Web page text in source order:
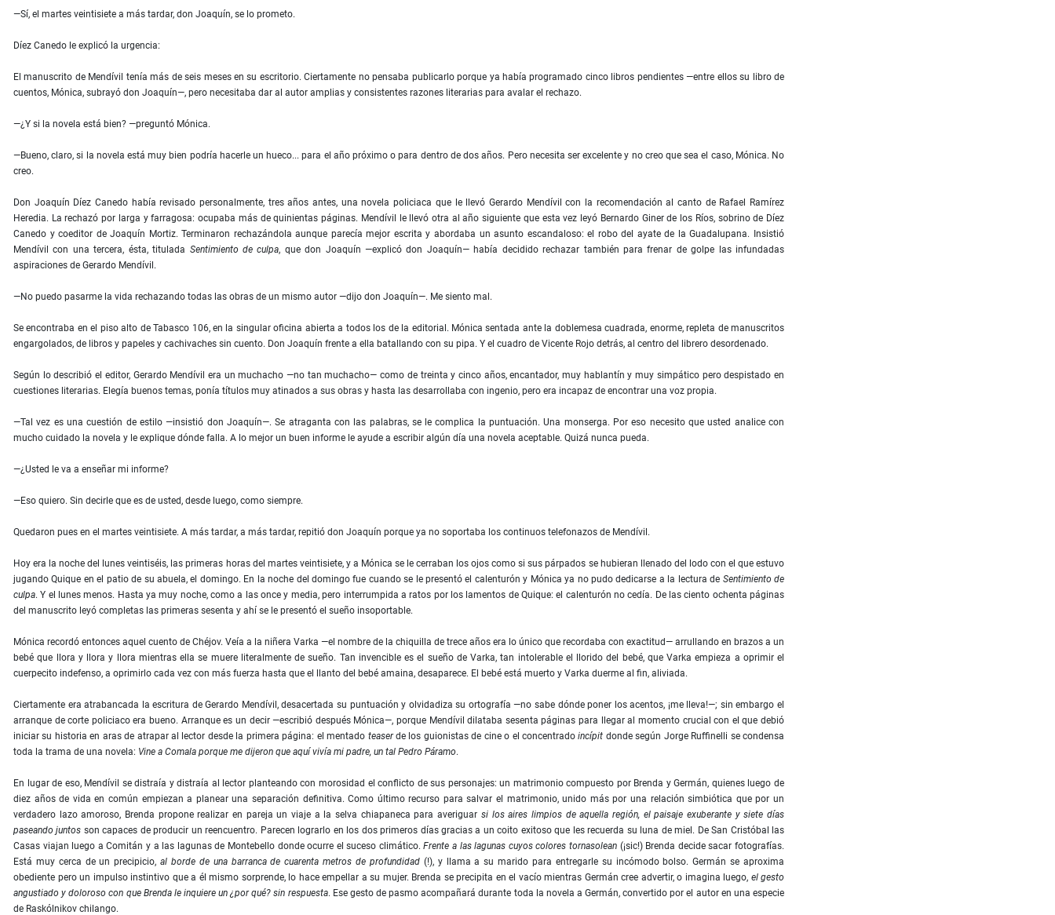
—Sí, el martes veintisiete a más tardar, don Joaquín, se lo prometo.
Díez Canedo le explicó la urgencia:
El manuscrito de Mendívil tenía más de seis meses en su escritorio. Ciertamente no pensaba publicarlo porque ya había programado cinco libros pendientes —entre ellos su libro de
cuentos, Mónica, subrayó don Joaquín—, pero necesitaba dar al autor amplias y consistentes razones literarias para avalar el rechazo.
—¿Y si la novela está bien? —preguntó Mónica.
—Bueno, claro, si la novela está muy bien podría hacerle un hueco... para el año próximo o para dentro de dos años. Pero necesita ser excelente y no creo que sea el caso, Mónica. No
creo.
Don Joaquín Díez Canedo había revisado personalmente, tres años antes, una novela policiaca que le llevó Gerardo Mendívil con la recomendación al canto de Rafael Ramírez
Heredia. La rechazó por larga y farragosa: ocupaba más de quinientas páginas. Mendívil le llevó otra al año siguiente que esta vez leyó Bernardo Giner de los Ríos, sobrino de Díez
Canedo y coeditor de Joaquín Mortiz. Terminaron rechazándola aunque parecía mejor escrita y abordaba un asunto escandaloso: el robo del ayate de la Guadalupana. Insistió
Mendívil con una tercera, ésta, titulada Sentimiento de culpa, que don Joaquín —explicó don Joaquín— había decidido rechazar también para frenar de golpe las infundadas
aspiraciones de Gerardo Mendívil.
—No puedo pasarme la vida rechazando todas las obras de un mismo autor —dijo don Joaquín—. Me siento mal.
Se encontraba en el piso alto de Tabasco 106, en la singular oﬁcina abierta a todos los de la editorial. Mónica sentada ante la doblemesa cuadrada, enorme, repleta de manuscritos
engargolados, de libros y papeles y cachivaches sin cuento. Don Joaquín frente a ella batallando con su pipa. Y el cuadro de Vicente Rojo detrás, al centro del librero desordenado.
Según lo describió el editor, Gerardo Mendívil era un muchacho —no tan muchacho— como de treinta y cinco años, encantador, muy hablantín y muy simpático pero despistado en
cuestiones literarias. Elegía buenos temas, ponía títulos muy atinados a sus obras y hasta las desarrollaba con ingenio, pero era incapaz de encontrar una voz propia.
—Tal vez es una cuestión de estilo —insistió don Joaquín—. Se atraganta con las palabras, se le complica la puntuación. Una monserga. Por eso necesito que usted analice con
mucho cuidado la novela y le explique dónde falla. A lo mejor un buen informe le ayude a escribir algún día una novela aceptable. Quizá nunca pueda.
—¿Usted le va a enseñar mi informe?
—Eso quiero. Sin decirle que es de usted, desde luego, como siempre.
Quedaron pues en el martes veintisiete. A más tardar, a más tardar, repitió don Joaquín porque ya no soportaba los continuos telefonazos de Mendívil.
Hoy era la noche del lunes veintiséis, las primeras horas del martes veintisiete, y a Mónica se le cerraban los ojos como si sus párpados se hubieran llenado del lodo con el que estuvo
jugando Quique en el patio de su abuela, el domingo. En la noche del domingo fue cuando se le presentó el calenturón y Mónica ya no pudo dedicarse a la lectura de Sentimiento de
culpa. Y el lunes menos. Hasta ya muy noche, como a las once y media, pero interrumpida a ratos por los lamentos de Quique: el calenturón no cedía. De las ciento ochenta páginas
del manuscrito leyó completas las primeras sesenta y ahí se le presentó el sueño insoportable.
Mónica recordó entonces aquel cuento de Chéjov. Veía a la niñera Varka —el nombre de la chiquilla de trece años era lo único que recordaba con exactitud— arrullando en brazos a un
bebé que llora y llora y llora mientras ella se muere literalmente de sueño. Tan invencible es el sueño de Varka, tan intolerable el llorido del bebé, que Varka empieza a oprimir el
cuerpecito indefenso, a oprimirlo cada vez con más fuerza hasta que el llanto del bebé amaina, desaparece. El bebé está muerto y Varka duerme al ﬁn, aliviada.
Ciertamente era atrabancada la escritura de Gerardo Mendívil, desacertada su puntuación y olvidadiza su ortografía —no sabe dónde poner los acentos, ¡me lleva!—; sin embargo el
arranque de corte policiaco era bueno. Arranque es un decir —escribió después Mónica—, porque Mendívil dilataba sesenta páginas para llegar al momento crucial con el que debió
iniciar su historia en aras de atrapar al lector desde la primera página: el mentado teaserde los guionistas de cine o el concentradoincípit donde según Jorge Rufﬁnelli se condensa
toda la trama de una novela: Vine a Comala porque me dijeron que aquí vivía mi padre, un tal Pedro Páramo.
En lugar de eso, Mendívil se distraía y distraía al lector planteando con morosidad el conﬂicto de sus personajes: un matrimonio compuesto por Brenda y Germán, quienes luego de
diez años de vida en común empiezan a planear una separación definitiva. Como último recurso para salvar el matrimonio, unido más por una relación simbiótica que por un
verdadero lazo amoroso, Brenda propone realizar en pareja un viaje a la selva chiapaneca para averiguar si los aires limpios de aquella región, el paisaje exuberante y siete días
paseando juntos son capaces de producir un reencuentro. Parecen lograrlo en los dos primeros días gracias a un coito exitoso que les recuerda su luna de miel. De San Cristóbal las
Casas viajan luego a Comitán y a las lagunas de Montebello donde ocurre el suceso climático.Frente a las lagunas cuyos colores tornasolean (¡sic!) Brenda decide sacar fotografías.
Está muy cerca de un precipicio,al borde de una barranca de cuarenta metros de profundidad (!), y llama a su marido para entregarle su incómodo bolso. Germán se aproxima
obediente pero un impulso instintivo que a él mismo sorprende, lo hace empellar a su mujer. Brenda se precipita en el vacío mientras Germán cree advertir, o imagina luego, el gesto
angustiado y doloroso con que Brenda le inquiere un ¿por qué? sin respuesta. Ese gesto de pasmo acompañará durante toda la novela a Germán, convertido por el autor en una especie
de Raskólnikov chilango.